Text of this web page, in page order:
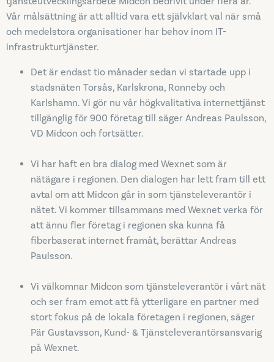
Vår målsättning är att alltid vara ett självklart val när små
och medelstora organisationer har behov inom IT-
infrastrukturtjänster.
Det är endast tio månader sedan vi startade upp i
stadsnäten Torsås, Karlskrona, Ronneby och
Karlshamn. Vi gör nu vår högkvalitativa internettjänst
tillgänglig för 900 företag till säger Andreas Paulsson,
VD Midcon och fortsätter.
Vi har haft en bra dialog med Wexnet som är
nätägare i regionen. Den dialogen har lett fram till ett
avtal om att Midcon går in som tjänsteleverantör i
nätet. Vi kommer tillsammans med Wexnet verka för
att ännu fler företag i regionen ska kunna få
fiberbaserat internet framåt, berättar Andreas
Paulsson.
Vi välkomnar Midcon som tjänsteleverantör i vårt nät
och ser fram emot att få ytterligare en partner med
stort fokus på de lokala företagen i regionen, säger
Pär Gustavsson, Kund- & Tjänsteleverantörsansvarig
på Wexnet.